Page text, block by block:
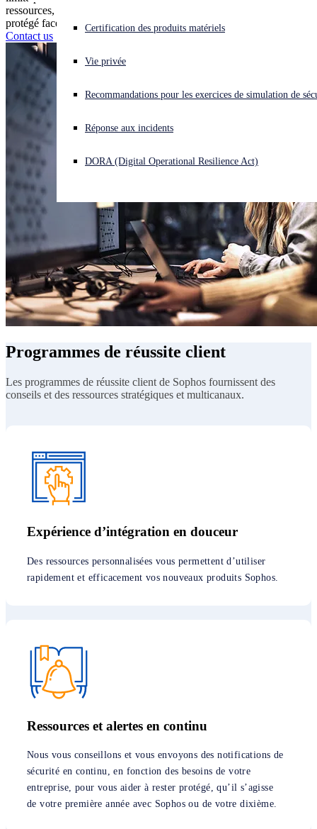
Vous subissez une cyberattaque ? Obtenez une aide immédiate.
Se connecter
Open search
Français Open language switcher
Certification des produits matériels
Vie privée
Recommandations pour les exercices de simulation de
Réponse aux incidents
DORA (Digital Operational Resilience Act)
Téléchargements
Documentation
Support
ressources, des conseils et des formations pour vous aider à rester
protégé face à l’évolution du paysage des menaces.
Contact us
Programmes de réussite client
Les programmes de réussite client de Sophos fournissent des
conseils et des ressources stratégiques et multicanaux.
Expérience d’intégration en douceur
Des ressources personnalisées vous permettent d’utiliser
rapidement et efficacement vos nouveaux produits Sophos.
Ressources et alertes en continu
Nous vous conseillons et vous envoyons des notifications de
sécurité en continu, en fonction des besoins de votre
entreprise, pour vous aider à rester protégé, qu’il s’agisse
de votre première année avec Sophos ou de votre dixième.